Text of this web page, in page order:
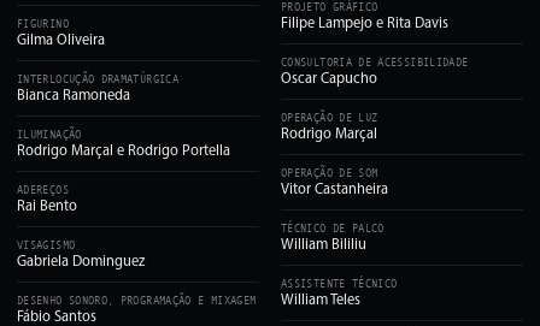
FIGURINO
Gilma Oliveira
INTERLOCUÇÃO DRAMATÚRGICA
Bianca Ramoneda
ILUMINAÇÃO
Rodrigo Marçal e Rodrigo Portella
ADEREÇOS
Rai Bento
VISAGISMO
Gabriela Dominguez
DESENHO SONORO, PROGRAMAÇÃO E MIXAGEM
Fábio Santos
PROJETO GRÁFICO
Filipe Lampejo e Rita Davis
CONSULTORIA DE ACESSIBILIDADE
Oscar Capucho
OPERAÇÃO DE LUZ
Rodrigo Marçal
OPERAÇÃO DE SOM
Vitor Castanheira
TÉCNICO DE PALCO
William Bililiu
ASSISTENTE TÉCNICO
William Teles